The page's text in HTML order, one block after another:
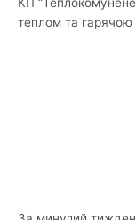
теплом та гарячою